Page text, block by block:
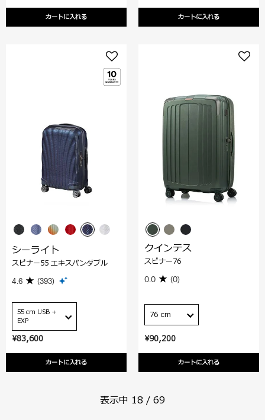
カートに入れる カートに入れる
¥83,600
カートに入れる
シーライト
スピナー55 エキスパンダブル
4.6 (393)
55 cm USB +
EXP
¥90,200
カートに入れる
クインテス
スピナー76
0.0 (0)
76 cm
表示中 18 / 69